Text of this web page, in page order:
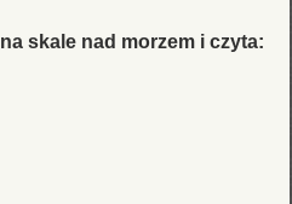
skale nad morzem i czyta: